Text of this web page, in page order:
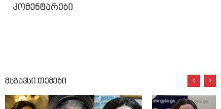
კომენტარები
მსგავსი თემები